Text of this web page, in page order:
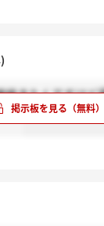
絡きたんですけど
ね